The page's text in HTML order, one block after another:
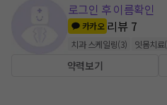
로그인 후 이름확인
카카오 리뷰 7
치과 스케일링(3) 잇몸치료(
약력보기